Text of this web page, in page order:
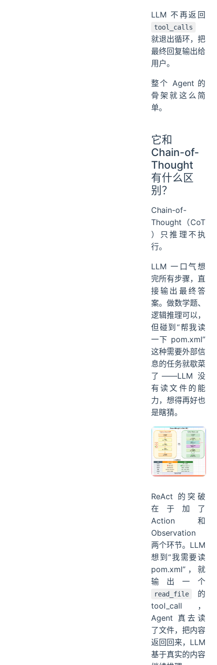
LLM 不再返回
tool_calls
就退出循环，把
最终回复输出给
用户。
整个 Agent 的
骨架就这么简
单。
它和
Chain-of-
Thought
有什么区
别？
Chain-of-
Thought（CoT
）只推理不执
行。
LLM 一口气想
完所有步骤，直
接输出最终答
案。做数学题、
逻辑推理可以，
但碰到“帮我读
一下 pom.xml”
这种需要外部信
息的任务就歇菜
了——LLM 没
有读文件的能
力，想得再好也
是瞎猜。
ReAct 的突破
在于加了
Action 和
Observation
两个环节。LLM
想到“我需要读
pom.xml”，就
输出一个
read_file
的
tool_call，
Agent 真去读
了文件，把内容
返回回来，LLM
基于真实的内容